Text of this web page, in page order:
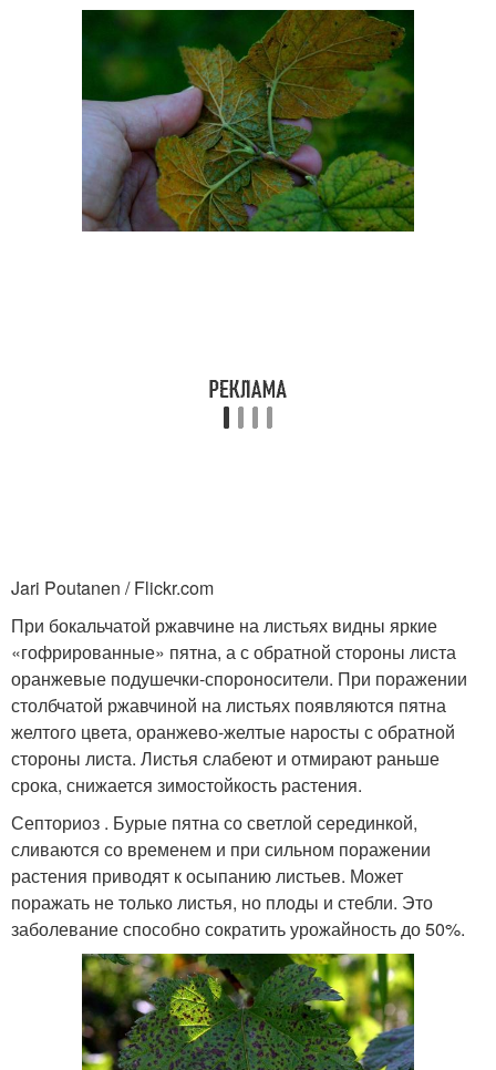
Jari Poutanen / Flickr.com
При бокальчатой ржавчине на листьях видны яркие
«гофрированные» пятна, а с обратной стороны листа
оранжевые подушечки-спороносители. При поражении
столбчатой ржавчиной на листьях появляются пятна
желтого цвета, оранжево-желтые наросты с обратной
стороны листа. Листья слабеют и отмирают раньше
срока, снижается зимостойкость растения.
Септориоз . Бурые пятна со светлой серединкой,
сливаются со временем и при сильном поражении
растения приводят к осыпанию листьев. Может
поражать не только листья, но плоды и стебли. Это
заболевание способно сократить урожайность до 50%.